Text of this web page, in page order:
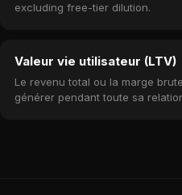
excluding free-tier dilution.
Valeur vie utilisateur (LTV)
Le revenu total ou la marge
générer pendant toute sa